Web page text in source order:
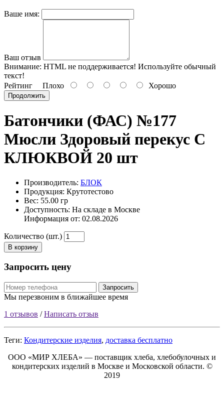
Ваше имя:
Ваш отзыв
Внимание: HTML не поддерживается! Используйте обычный
текст!
Рейтинг Плохо Хорошо
Продолжить
Батончики (ФАС) №177
Мюсли Здоровый перекус С
КЛЮКВОЙ 20 шт
Производитель: БЛОК
Продукция: Крутотестово
Вес: 55.00 гр
Доступность: На складе в Москве
Информация от: 02.08.2026
Количество (шт.)
В корзину
Запросить цену
Запросить
Мы перезвоним в ближайшее время
1 отзывов /Написать отзыв
Теги: Кондитерские изделия, доставка бесплатно
ООО «МИР ХЛЕБА» — поставщик хлеба, хлебобулочных и
кондитерских изделий в Москве и Московской области. ©
2019